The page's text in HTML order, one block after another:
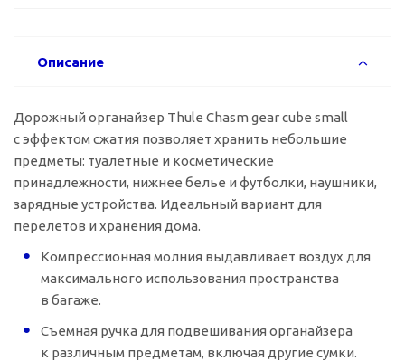
Описание
Дорожный органайзер Thule Chasm gear cube small
с эффектом сжатия позволяет хранить небольшие
предметы: туалетные и косметические
принадлежности, нижнее белье и футболки, наушники,
зарядные устройства. Идеальный вариант для
перелетов и хранения дома.
Компрессионная молния выдавливает воздух для
максимального использования пространства
в багаже.
Съемная ручка для подвешивания органайзера
к различным предметам, включая другие сумки.